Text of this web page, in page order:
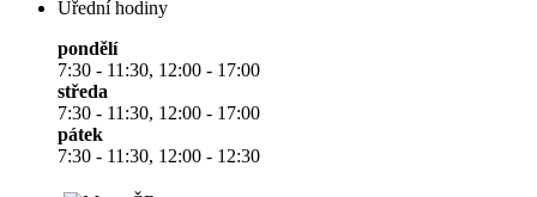
Úřední hodiny
pondělí
7:30 - 11:30, 12:00 - 17:00
středa
7:30 - 11:30, 12:00 - 17:00
pátek
7:30 - 11:30, 12:00 - 12:30